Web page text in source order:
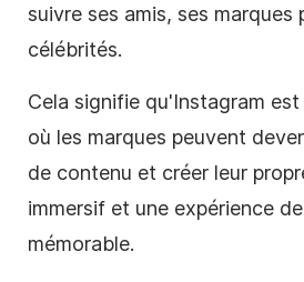
suivre ses amis, ses marques
célébrités.
Cela signifie qu'Instagram est
où les marques peuvent
de contenu et créer leur
immersif et une expérience
mémorable.